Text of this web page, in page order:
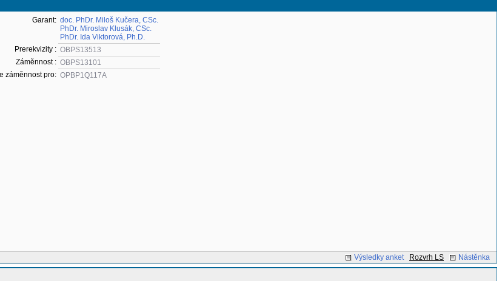
Garant: doc. PhDr. Miloš Kučera, CSc.
PhDr. Miroslav Klusák, CSc.
PhDr. Ida Viktorová, Ph.D.
Prerekvizity : OBPS13513
Záměnnost : OBPS13101
záměnnost pro: OPBP1Q117A
Výsledky anket Rozvrh LS Nástěnka